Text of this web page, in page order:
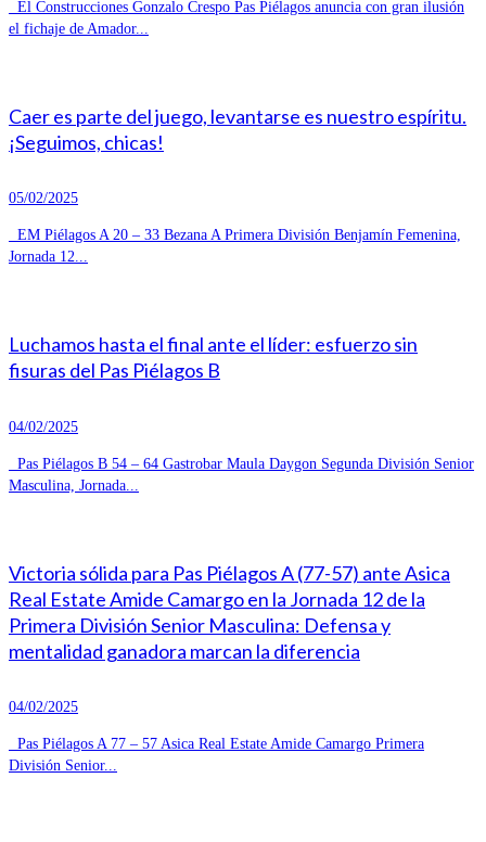
El Construcciones Gonzalo Crespo Pas Piélagos anuncia con gran ilusión
el fichaje de Amador...
Caer es parte del juego, levantarse es nuestro espíritu.
¡Seguimos, chicas!
05/02/2025
EM Piélagos A 20 – 33 Bezana A Primera División Benjamín Femenina,
Jornada 12...
Luchamos hasta el final ante el líder: esfuerzo sin
fisuras del Pas Piélagos B
04/02/2025
Pas Piélagos B 54 – 64 Gastrobar Maula Daygon Segunda División Senior
Masculina, Jornada...
Victoria sólida para Pas Piélagos A (77-57) ante Asica
Real Estate Amide Camargo en la Jornada 12 de la
Primera División Senior Masculina: Defensa y
mentalidad ganadora marcan la diferencia
04/02/2025
Pas Piélagos A 77 – 57 Asica Real Estate Amide Camargo Primera
División Senior...